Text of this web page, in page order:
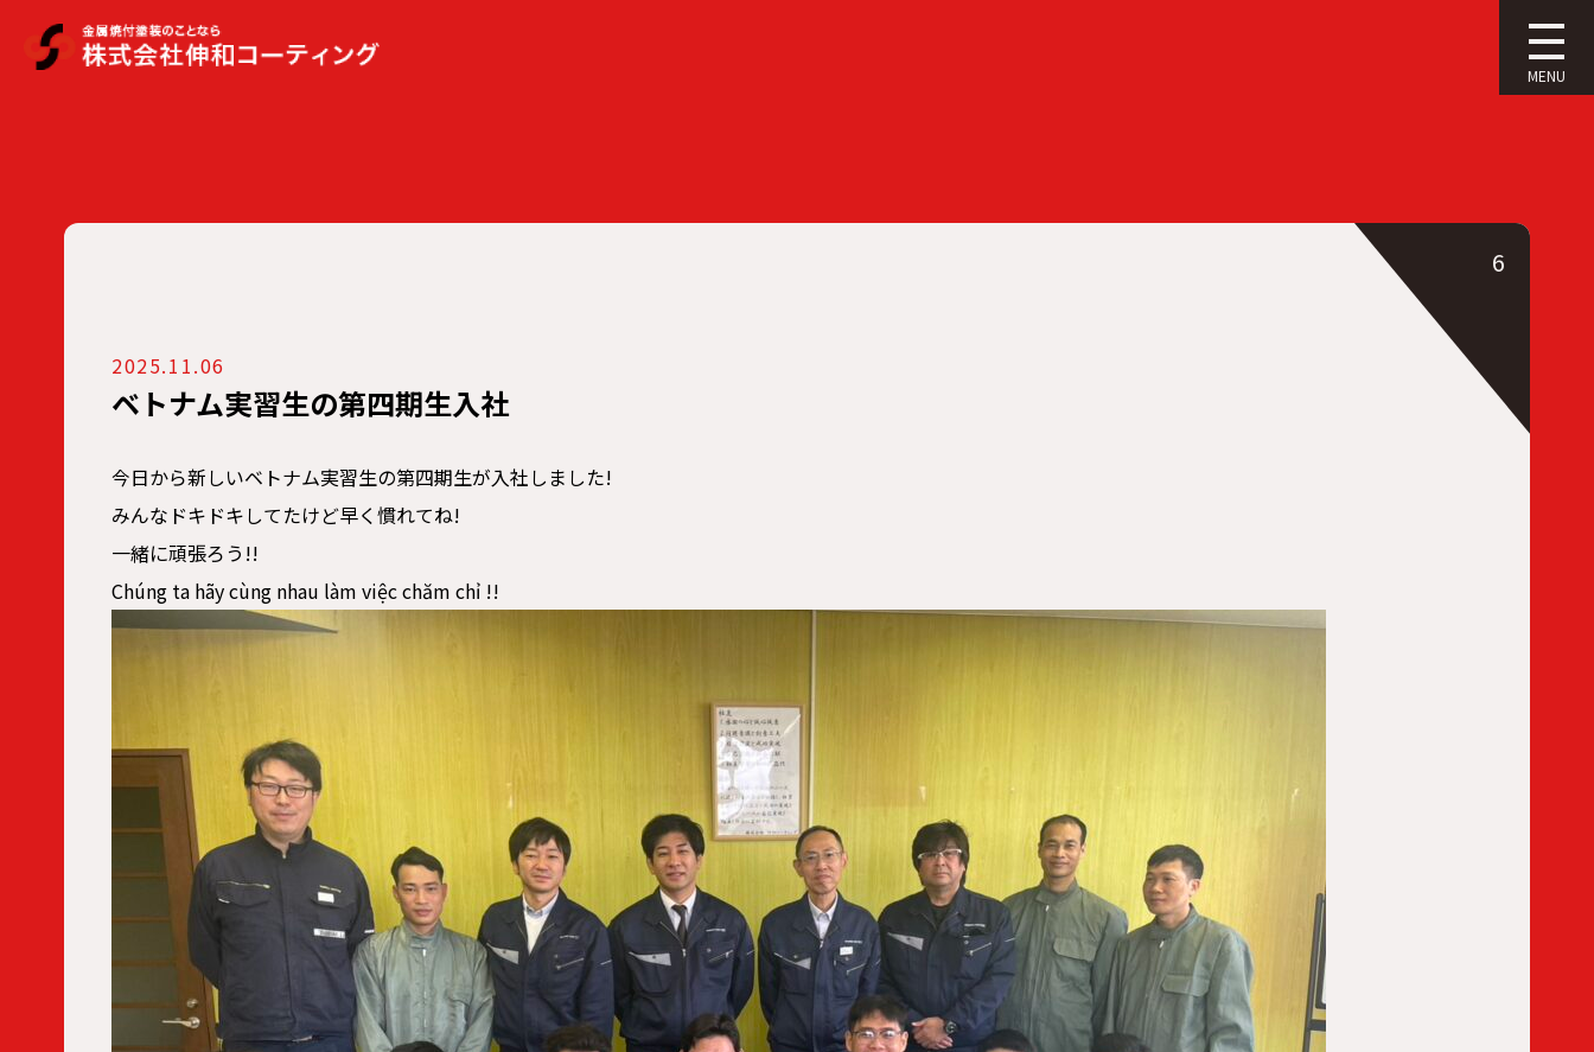
MENU
6
2025.11.06
ベトナム実習生の第四期生入社
今日から新しいベトナム実習生の第四期生が入社しました!
みんなドキドキしてたけど早く慣れてね!
一緒に頑張ろう!!
Chúng ta hãy cùng nhau làm việc chăm chỉ !!